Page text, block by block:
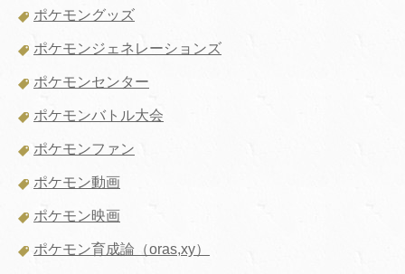
ポケモングッズ
ポケモンジェネレーションズ
ポケモンセンター
ポケモンバトル大会
ポケモンファン
ポケモン動画
ポケモン映画
ポケモン育成論（oras,xy）